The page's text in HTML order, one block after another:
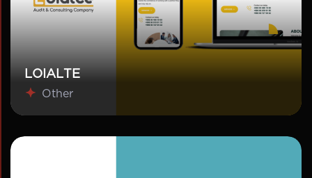
LOIALTE
Other